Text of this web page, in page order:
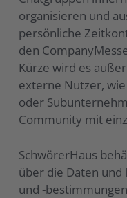
organisieren und
persönliche
den
Kürze wird es
externe Nutzer,
oder
Community mit
SchwörerHaus
über die Daten
und -